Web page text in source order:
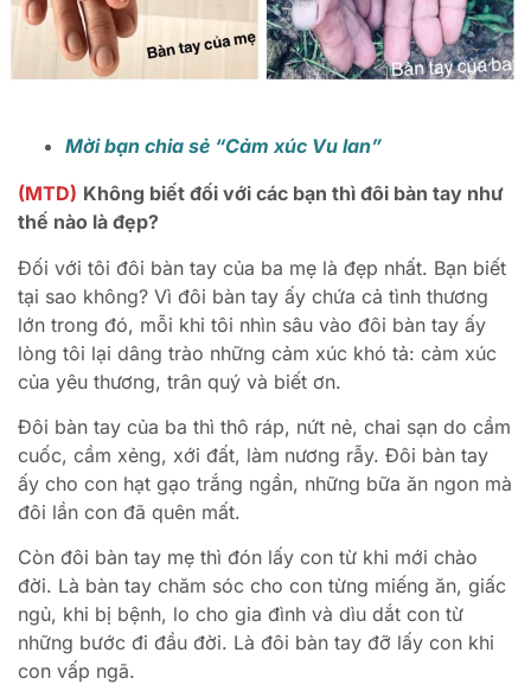
Mời bạn chia sẻ “Cảm xúc Vu lan”
(MTD) Không biết đối với các bạn thì đôi bàn tay như
thế nào là đẹp?
Đối với tôi đôi bàn tay của ba mẹ là đẹp nhất. Bạn biết
tại sao không? Vì đôi bàn tay ấy chứa cả tình thương
lớn trong đó, mỗi khi tôi nhìn sâu vào đôi bàn tay ấy
lòng tôi lại dâng trào những cảm xúc khó tả: cảm xúc
của yêu thương, trân quý và biết ơn.
Đôi bàn tay của ba thì thô ráp, nứt nẻ, chai sạn do cầm
cuốc, cầm xẻng, xới đất, làm nương rẫy. Đôi bàn tay
ấy cho con hạt gạo trắng ngần, những bữa ăn ngon mà
đôi lần con đã quên mất.
Còn đôi bàn tay mẹ thì đón lấy con từ khi mới chào
đời. Là bàn tay chăm sóc cho con từng miếng ăn, giấc
ngủ, khi bị bệnh, lo cho gia đình và dìu dắt con từ
những bước đi đầu đời. Là đôi bàn tay đỡ lấy con khi
con vấp ngã.